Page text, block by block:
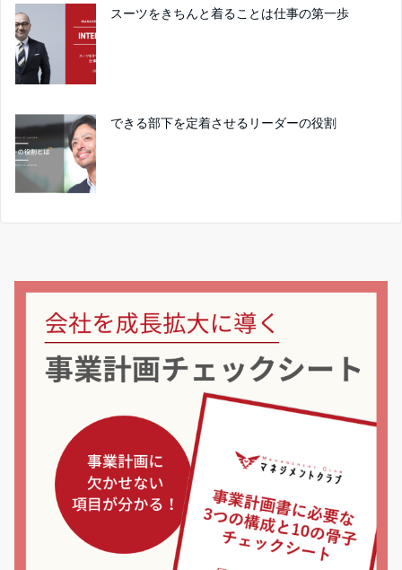
スーツをきちんと着ることは仕事の第一歩
できる部下を定着させるリーダーの役割